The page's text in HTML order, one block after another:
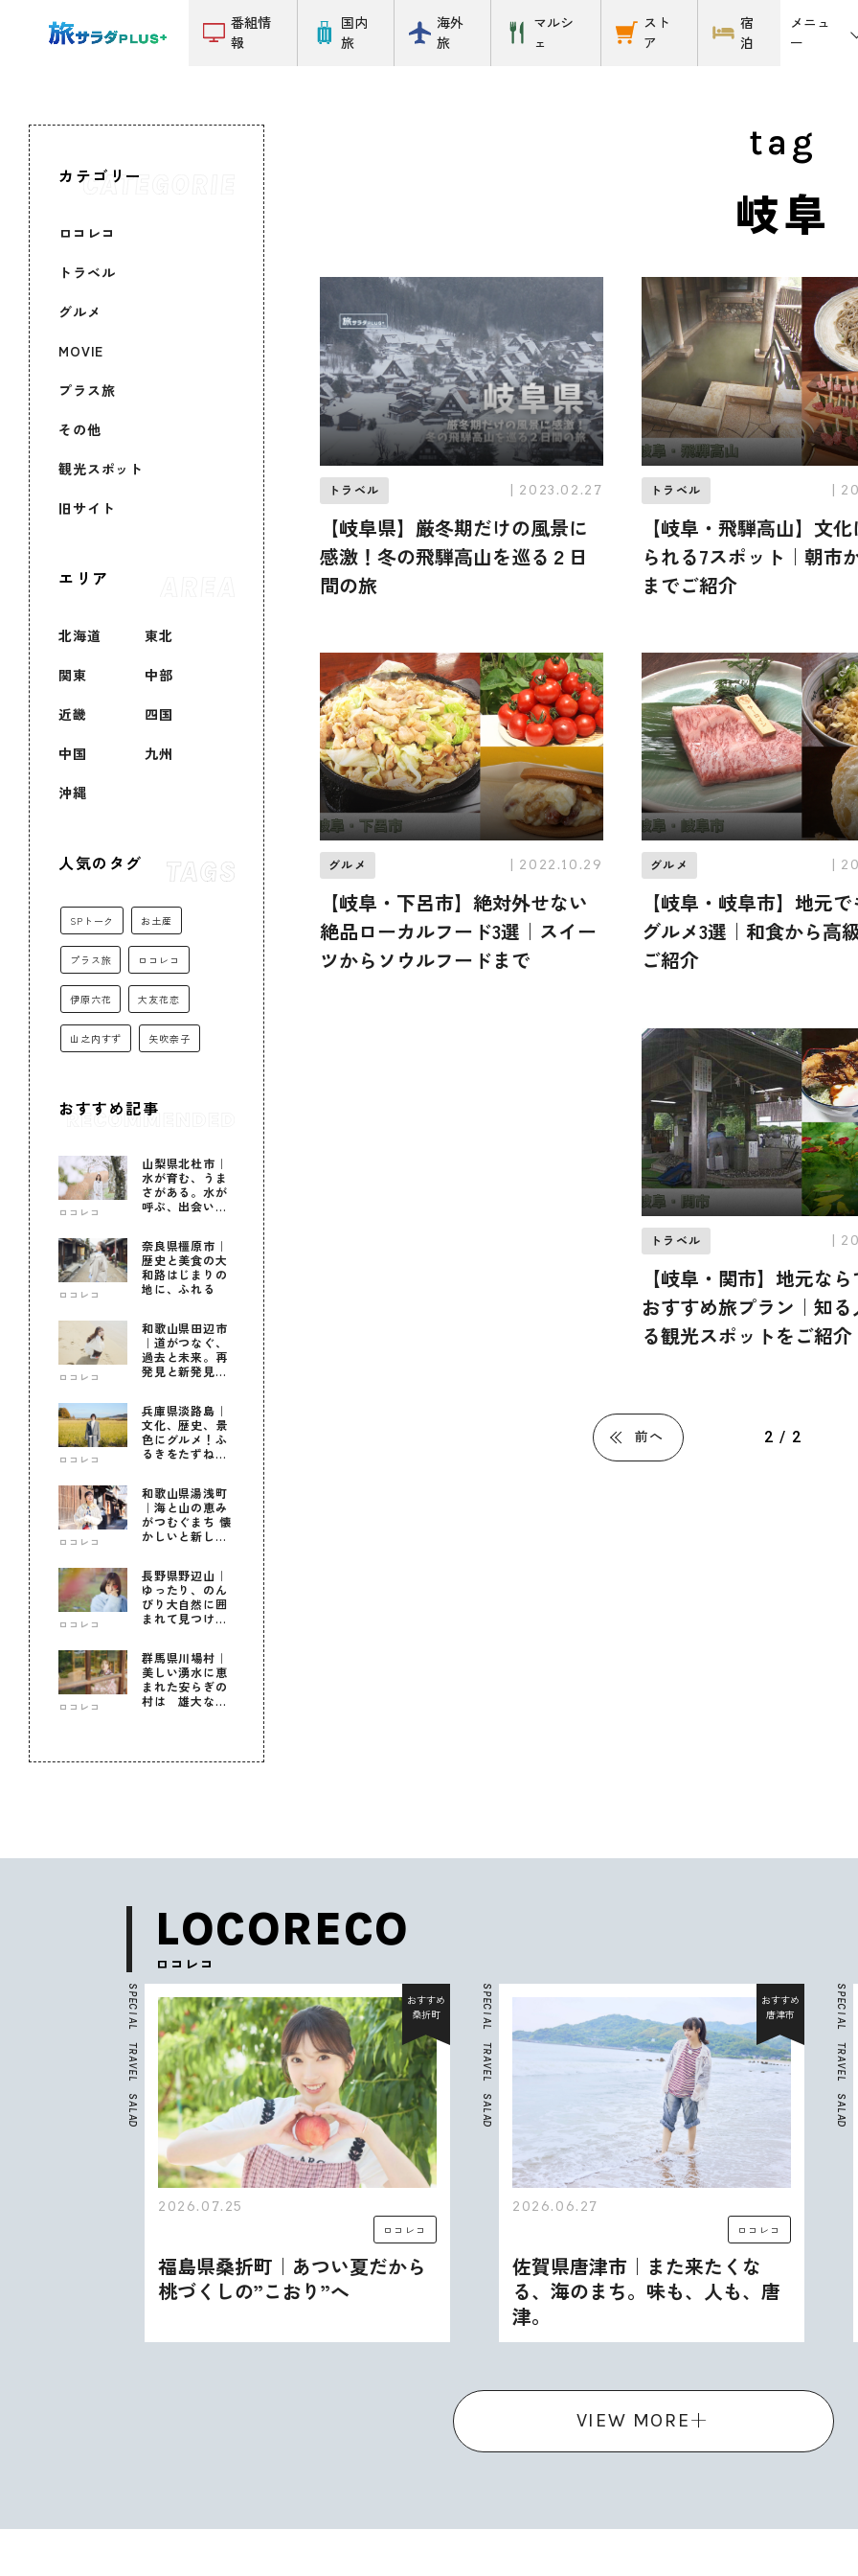
番組情
報
国内
旅
海外
旅
マルシ
ェ
スト
ア
宿
泊
メニュ
ー
カテゴリー
ロコレコ
トラベル
グルメ
MOVIE
プラス旅
その他
観光スポット
旧サイト
エリア
北海道 東北
関東 中部
近畿 四国
中国 九州
沖縄
人気のタグ
SPトーク お土産
プラス旅 ロコレコ
伊原六花 大友花恋
山之内すず 矢吹奈子
おすすめ記事
ロコレコ
山梨県北杜市｜
水が育む、うま
さがある。水が
呼ぶ、出会いが
ロコレコ
奈良県橿原市｜
歴史と美食の大
和路はじまりの
地に、ふれる
ロコレコ
和歌山県田辺市
｜道がつなぐ、
過去と未来。再
発見と新発見の
ロコレコ
兵庫県淡路島｜
文化、歴史、景
色にグルメ！ふ
るきをたずねて
ロコレコ
和歌山県湯浅町
｜海と山の恵み
がつむぐまち 懐
かしいと新しい
ロコレコ
長野県野辺山｜
ゆったり、のん
びり大自然に囲
まれて見つけ
ロコレコ
群馬県川場村｜
美しい湧水に恵
まれた安らぎの
村は 雄大な自
tag
岐阜
トラベル | 2023.02.27
【岐阜県】厳冬期だけの風景に
感激！冬の飛騨高山を巡る２日
間の旅
トラベル |
【岐阜・飛騨高山】文
られる7スポット｜朝市
までご紹介
グルメ | 2022.10.29
【岐阜・下呂市】絶対外せない
絶品ローカルフード3選｜スイー
ツからソウルフードまで
グルメ |
【岐阜・岐阜市】地元
グルメ3選｜和食から高
ご紹介
トラベル |
【岐阜・関市】地元な
おすすめ旅プラン｜知る
る観光スポットをご紹介
前へ 2 / 2
LOCORECO
ロコレコ
S
P
E
C
I
A
L
T
R
A
V
E
L
S
A
L
A
D
おすすめ
桑折町
2026.07.25
ロコレコ
福島県桑折町｜あつい夏だから
桃づくしの”こおり”へ
S
P
E
C
I
A
L
T
R
A
V
E
L
S
A
L
A
D
おすすめ
唐津市
2026.06.27
ロコレコ
佐賀県唐津市｜また来たくな
る、海のまち。味も、人も、唐
津。
S
P
E
C
I
A
L
T
R
A
V
E
L
S
A
L
A
D
VIEW MORE